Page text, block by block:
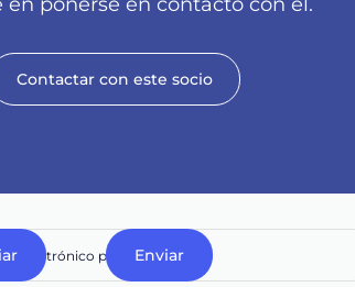
Contactar con este socio